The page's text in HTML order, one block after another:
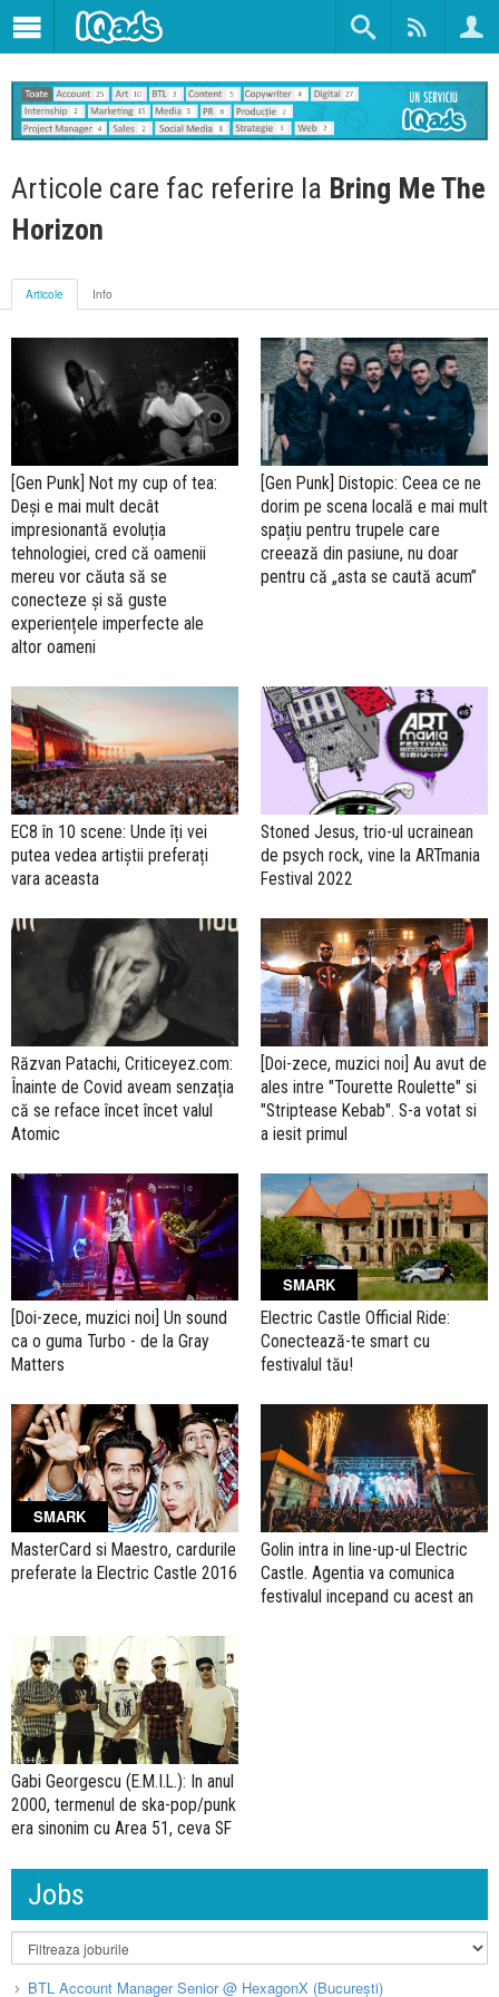
Articole care fac referire la Bring Me The
Horizon
Articole Info
[Gen Punk] Not my cup of tea:
Deși e mai mult decât
impresionantă evoluția
tehnologiei, cred că oamenii
mereu vor căuta să se
conecteze și să guste
experiențele imperfecte ale
altor oameni
[Gen Punk] Distopic: Ceea ce ne
dorim pe scena locală e mai mult
spațiu pentru trupele care
creează din pasiune, nu doar
pentru că „asta se caută acum”
EC8 în 10 scene: Unde îți vei
putea vedea artiștii preferați
vara aceasta
Stoned Jesus, trio-ul ucrainean
de psych rock, vine la ARTmania
Festival 2022
Răzvan Patachi, Criticeyez.com:
Înainte de Covid aveam senzația
că se reface încet încet valul
Atomic
[Doi-zece, muzici noi] Au avut de
ales intre "Tourette Roulette" si
"Striptease Kebab". S-a votat si
a iesit primul
[Doi-zece, muzici noi] Un sound
ca o guma Turbo - de la Gray
Matters
SMARK
Electric Castle Official Ride:
Conectează-te smart cu
festivalul tău!
SMARK
MasterCard si Maestro, cardurile
preferate la Electric Castle 2016
Golin intra in line-up-ul Electric
Castle. Agentia va comunica
festivalul incepand cu acest an
Gabi Georgescu (E.M.I.L.): In anul
2000, termenul de ska-pop/punk
era sinonim cu Area 51, ceva SF
Jobs
BTL Account Manager Senior @ HexagonX (București)